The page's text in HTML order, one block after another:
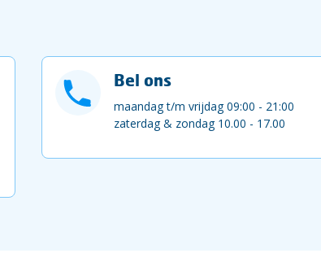
Bel ons
maandag t/m vrijdag 09:00 - 21:00
zaterdag & zondag 10.00 - 17.00